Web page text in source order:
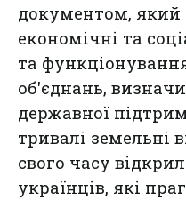
документом, який
економічні та
та
об'єднань,
державної
тривалі земельні
свого часу
українців, які